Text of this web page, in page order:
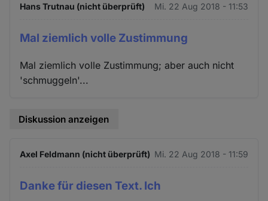
Hans Trutnau (nicht überprüft) Mi. 22 Aug 2018 - 11:53
Mal ziemlich volle Zustimmung
Mal ziemlich volle Zustimmung; aber auch nicht
'schmuggeln'...
Diskussion anzeigen
Axel Feldmann (nicht überprüft) Mi. 22 Aug 2018 - 11:59
Danke für diesen Text. Ich